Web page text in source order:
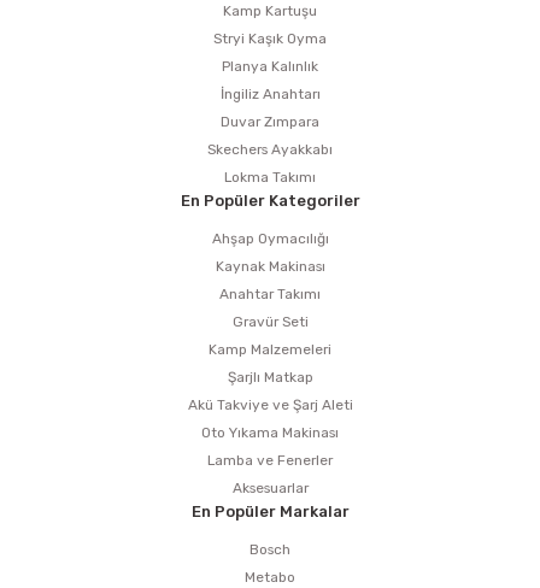
Kamp Kartuşu
Stryi Kaşık Oyma
Planya Kalınlık
İngiliz Anahtarı
Duvar Zımpara
Skechers Ayakkabı
Lokma Takımı
En Popüler Kategoriler
Ahşap Oymacılığı
Kaynak Makinası
Anahtar Takımı
Gravür Seti
Kamp Malzemeleri
Şarjlı Matkap
Akü Takviye ve Şarj Aleti
Oto Yıkama Makinası
Lamba ve Fenerler
Aksesuarlar
En Popüler Markalar
Bosch
Metabo